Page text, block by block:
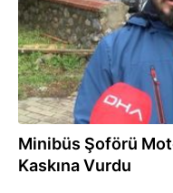
Minibüs Şoförü
Kaskına Vurdu